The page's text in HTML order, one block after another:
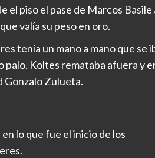
el piso el pase de Marcos Basile
valía su peso en oro.
tenía un mano a mano que se
Koltes remataba afuera y
Gonzalo Zulueta.
lo que fue el inicio de los